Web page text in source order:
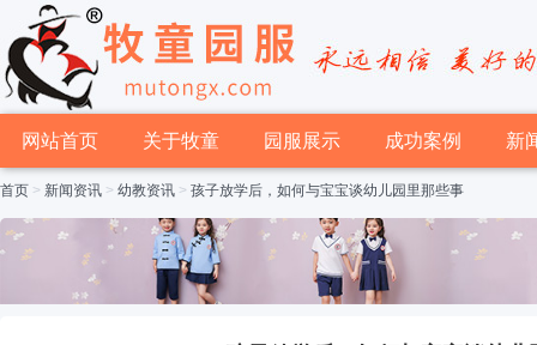
网站首页 关于牧童 园服展示 成功案例 新
首页 > 新闻资讯 > 幼教资讯 > 孩子放学后，如何与宝宝谈幼儿园里那些事